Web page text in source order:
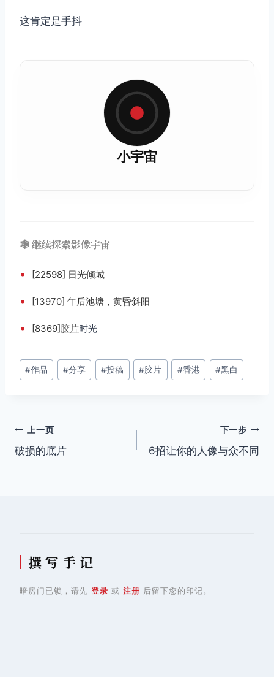
这肯定是手抖
小宇宙
🕸️ 继续探索影像宇宙
• [22598] 日光倾城
• [13970] 午后池塘，黄昏斜阳
• [8369]胶片时光
文
章
#作品 #分享 #投稿 #胶片 #香港 #黑白
文
章
上一页
破损的底片
下一步
6招让你的人像与众不同
撰 写 手 记
暗房门已锁，请先 登录 或 注册 后留下您的印记。